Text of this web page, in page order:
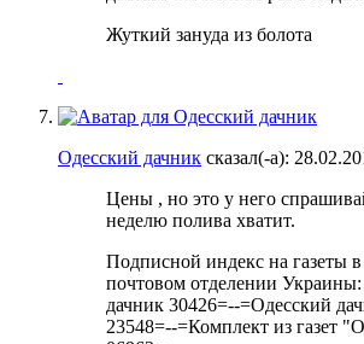
Жуткий зануда из болота
Одесский дачник сказал(-а):
Цены , но это у него
неделю полива хватит.
Подписной индекс на газеты
почтовом отделении
дачник 30426=--=Одесский
23548=--=Комплект из газет